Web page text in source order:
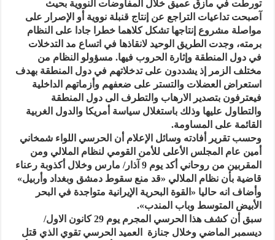
تورطت في مأزق عميق خلال المفاوضات النووية بحيث
آصبحت تداعيات التراجع عن إنتاج قنبلة نووية أو الإصرار على
مواصلة مشروع إنتاجها تشكل كلاهما خطرا جادا على النظام
برمته، وجدت الطريق الوحيد لانقاذها في اتساع مد التدخلات
في دول المنطقة وإثارة الحروب فيها. مسؤولو النظام من
مختلف الزمر إذ يشددون على تدخلاتهم في دول المنطقة بهدف
استعراض العضلات والتستر على ضعفهم وأزماتهم الداخلية
فيعترفون بتصدير الارهاب والتطرف الى دول المنطقة
والتطاول عليها وذلك باستغلال سياسة أمريكا والدول الغربية
القائمة على المساومة.
وحسب تقرير أفادته وسائل الإعلام أن الحرسي اللواء شمخاني
أمين عام المجلس الأعلى للأمن القومي لنظام الملالي ومن
المقربين من روحاني أكد يوم 9 آذار/ مارس وخلال أكذوبة رعناء
قاضية بأن نظام الملالي «قد منع سقوط دمشق وبغداد وأربيل»
وأضاف انه حاليا «القوة البحرية الإيرانية متواجدة في البحر
الأبيض المتوسط وباب المندب».
سبق أن كشف هذا الحرسي المجرم يوم 29 كانون الاول/
ديسمبر الماضي وخلال جنازة العميد الحرسي تقوي الذي قتل